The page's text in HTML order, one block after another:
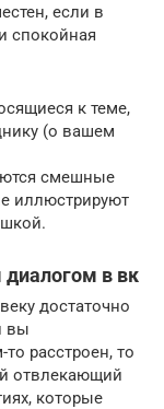
если в
спокойная
к теме,
(о вашем
смешные
иллюстрируют
в вк
достаточно
вы
расстроен, то
отвлекающий
которые